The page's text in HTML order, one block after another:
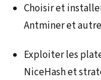
Choisir et
Antminer et
Exploiter les
NiceHash et